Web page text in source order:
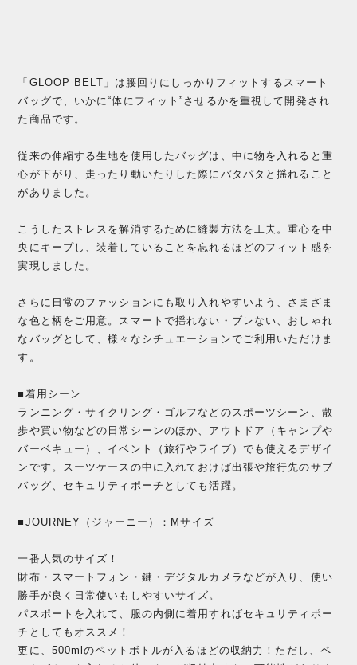
「GLOOP BELT」は腰回りにしっかりフィットするスマート
バッグで、いかに“体にフィット”させるかを重視して開発され
た商品です。
従来の伸縮する生地を使用したバッグは、中に物を入れると重
心が下がり、走ったり動いたりした際にパタパタと揺れること
がありました。
こうしたストレスを解消するために縫製方法を工夫。重心を中
央にキープし、装着していることを忘れるほどのフィット感を
実現しました。
さらに日常のファッションにも取り入れやすいよう、さまざま
な色と柄をご用意。スマートで揺れない・ブレない、おしゃれ
なバッグとして、様々なシチュエーションでご利用いただけま
す。
■着用シーン
ランニング・サイクリング・ゴルフなどのスポーツシーン、散
歩や買い物などの日常シーンのほか、アウトドア（キャンプや
バーベキュー）、イベント（旅行やライブ）でも使えるデザイ
ンです。スーツケースの中に入れておけば出張や旅行先のサブ
バッグ、セキュリティポーチとしても活躍。
■JOURNEY（ジャーニー）：Mサイズ
一番人気のサイズ！
財布・スマートフォン・鍵・デジタルカメラなどが入り、使い
勝手が良く日常使いもしやすいサイズ。
パスポートを入れて、服の内側に着用すればセキュリティポー
チとしてもオススメ！
更に、500mlのペットボトルが入るほどの収納力！ただし、ペ